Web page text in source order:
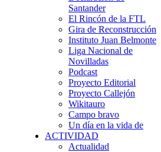
Santander
El Rincón de la FTL
Gira de Reconstrucción
Instituto Juan Belmonte
Liga Nacional de
Novilladas
Podcast
Proyecto Editorial
Proyecto Callejón
Wikitauro
Campo bravo
Un día en la vida de
ACTIVIDAD
Actualidad